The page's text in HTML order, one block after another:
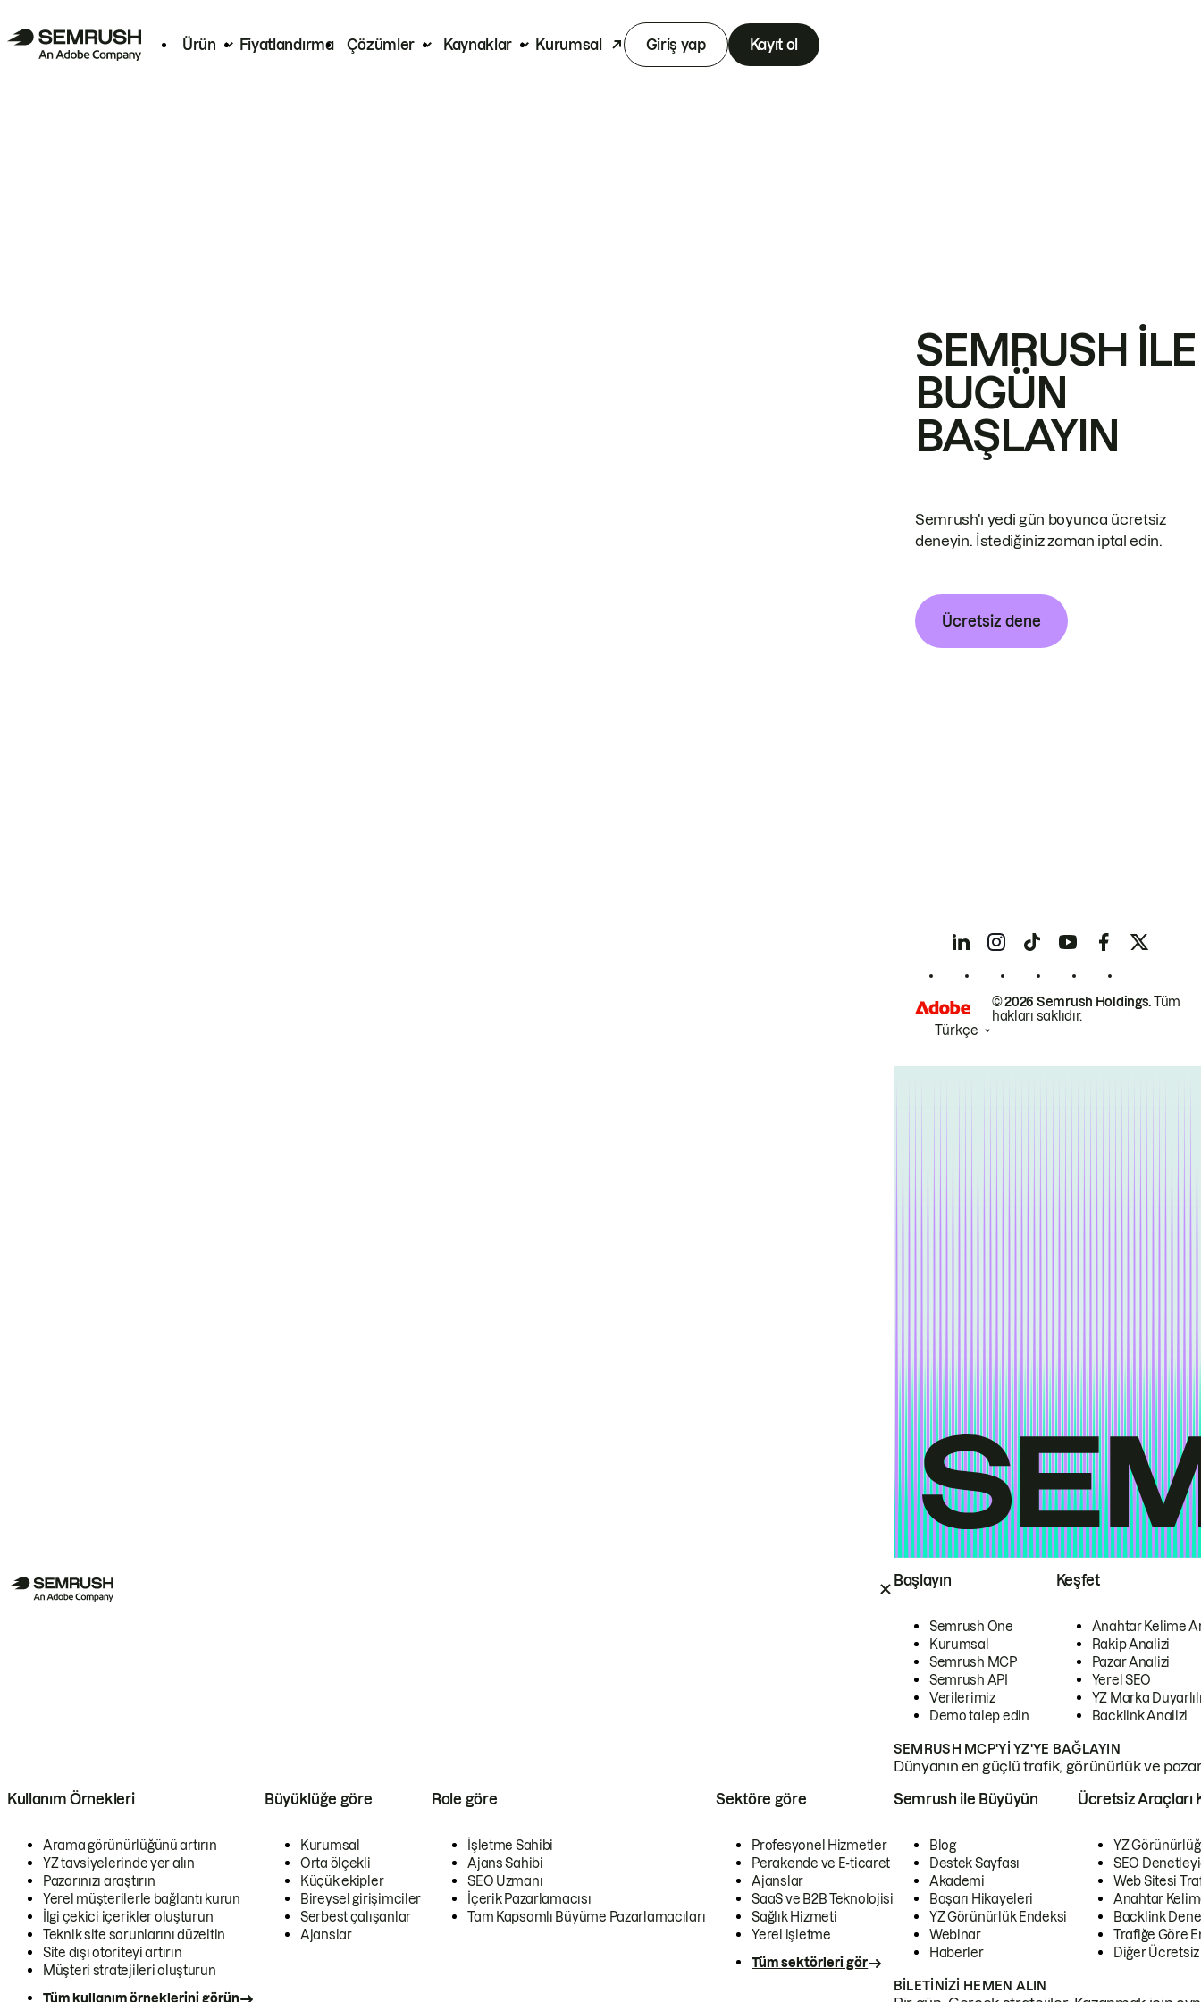
Ürün Fiyatlandırma Çözümler Kaynaklar Kurumsal Giriş yap Kayıt ol
Başlayın
Semrush One
Kurumsal
Semrush MCP
Semrush API
Verilerimiz
Demo talep edin
Keşfet
Anahtar Kelime
Rakip Analizi
Pazar Analizi
Yerel SEO
YZ Marka
Backlink Analizi
SEMRUSH MCP'YI YZ'YE BAĞLAYIN
Dünyanın en güçlü trafik, görünürlük ve
Kullanım Örnekleri
Arama görünürlüğünü artırın
YZ tavsiyelerinde yer alın
Pazarınızı araştırın
Yerel müşterilerle bağlantı kurun
İlgi çekici içerikler oluşturun
Teknik site sorunlarını düzeltin
Site dışı otoriteyi artırın
Müşteri stratejileri oluşturun
Tüm kullanım örneklerini görün
Büyüklüğe göre
Kurumsal
Orta ölçekli
Küçük ekipler
Bireysel girişimciler
Serbest çalışanlar
Ajanslar
Role göre
İşletme Sahibi
Ajans Sahibi
SEO Uzmanı
İçerik Pazarlamacısı
Tam Kapsamlı Büyüme Pazarlamacıları
Sektöre göre
Profesyonel Hizmetler
Perakende ve E-ticaret
Ajanslar
SaaS ve B2B Teknolojisi
Sağlık Hizmeti
Yerel işletme
Tüm sektörleri gör
Semrush ile Büyüyün
Blog
Destek Sayfası
Akademi
Başarı Hikayeleri
YZ Görünürlük Endeksi
Webinar
Haberler
Ücretsiz Araçları
YZ
SEO
Web Sitesi
Anahtar
Backlink
Trafiğe Göre
Diğer
BILETINIZI HEMEN ALIN
SEMRUSH ILE
BUGÜN
BAŞLAYIN
Semrush'ı yedi gün boyunca ücretsiz
deneyin. İstediğiniz zaman iptal edin.
Ücretsiz dene
© 2026 Semrush Holdings.Tüm
hakları saklıdır.
Türkçe